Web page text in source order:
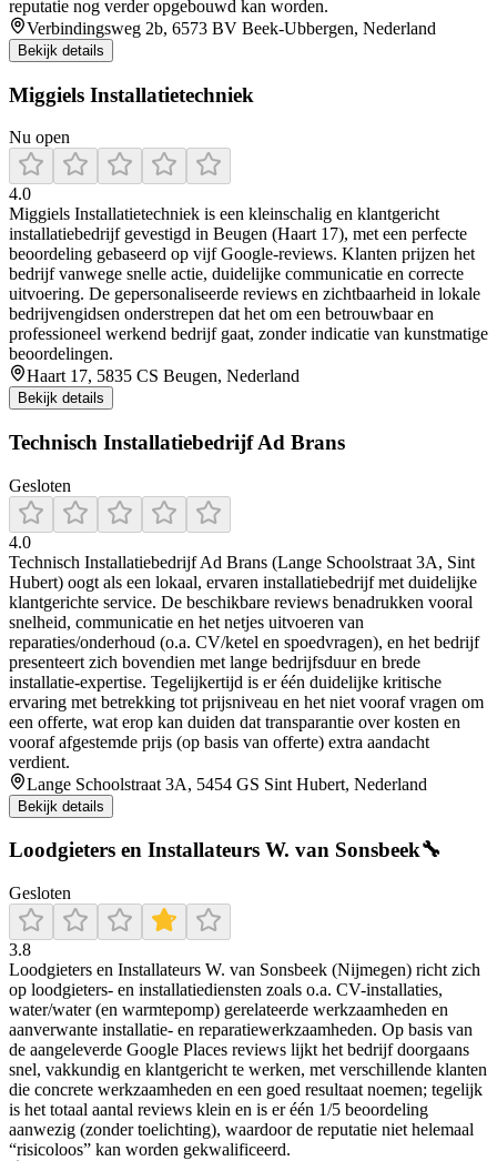
reputatie nog verder opgebouwd kan worden.
Verbindingsweg 2b, 6573 BV Beek-Ubbergen, Nederland
Bekijk details
Miggiels Installatietechniek
Nu open
4.0
Miggiels Installatietechniek is een kleinschalig en klantgericht
installatiebedrijf gevestigd in Beugen (Haart 17), met een perfecte
beoordeling gebaseerd op vijf Google‑reviews. Klanten prijzen het
bedrijf vanwege snelle actie, duidelijke communicatie en correcte
uitvoering. De gepersonaliseerde reviews en zichtbaarheid in lokale
bedrijvengidsen onderstrepen dat het om een betrouwbaar en
professioneel werkend bedrijf gaat, zonder indicatie van kunstmatige
beoordelingen.
Haart 17, 5835 CS Beugen, Nederland
Bekijk details
Technisch Installatiebedrijf Ad Brans
Gesloten
4.0
Technisch Installatiebedrijf Ad Brans (Lange Schoolstraat 3A, Sint
Hubert) oogt als een lokaal, ervaren installatiebedrijf met duidelijke
klantgerichte service. De beschikbare reviews benadrukken vooral
snelheid, communicatie en het netjes uitvoeren van
reparaties/onderhoud (o.a. CV/ketel en spoedvragen), en het bedrijf
presenteert zich bovendien met lange bedrijfsduur en brede
installatie-expertise. Tegelijkertijd is er één duidelijke kritische
ervaring met betrekking tot prijsniveau en het niet vooraf vragen om
een offerte, wat erop kan duiden dat transparantie over kosten en
vooraf afgestemde prijs (op basis van offerte) extra aandacht
verdient.
Lange Schoolstraat 3A, 5454 GS Sint Hubert, Nederland
Bekijk details
Loodgieters en Installateurs W. van Sonsbeek🔧
Gesloten
3.8
Loodgieters en Installateurs W. van Sonsbeek (Nijmegen) richt zich
op loodgieters- en installatiediensten zoals o.a. CV-installaties,
water/water (en warmtepomp) gerelateerde werkzaamheden en
aanverwante installatie- en reparatiewerkzaamheden. Op basis van
de aangeleverde Google Places reviews lijkt het bedrijf doorgaans
snel, vakkundig en klantgericht te werken, met verschillende klanten
die concrete werkzaamheden en een goed resultaat noemen; tegelijk
is het totaal aantal reviews klein en is er één 1/5 beoordeling
aanwezig (zonder toelichting), waardoor de reputatie niet helemaal
“risicoloos” kan worden gekwalificeerd.